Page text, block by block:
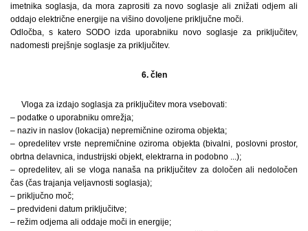
imetnika soglasja, da mora zaprositi za novo soglasje ali znižati odjem ali
oddajo električne energije na višino dovoljene priključne moči.
Odločba, s katero SODO izda uporabniku novo soglasje za priključitev,
nadomesti prejšnje soglasje za priključitev.
6. člen
Vloga za izdajo soglasja za priključitev mora vsebovati:
– podatke o uporabniku omrežja;
– naziv in naslov (lokacija) nepremičnine oziroma objekta;
– opredelitev vrste nepremičnine oziroma objekta (bivalni, poslovni prostor,
obrtna delavnica, industrijski objekt, elektrarna in podobno ...);
– opredelitev, ali se vloga nanaša na priključitev za določen ali nedoločen
čas (čas trajanja veljavnosti soglasja);
– priključno moč;
– predvideni datum priključitve;
– režim odjema ali oddaje moči in energije;